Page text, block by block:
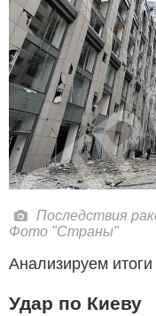
Последствия
Фото "Страны"
Анализируем
Удар по Киеву